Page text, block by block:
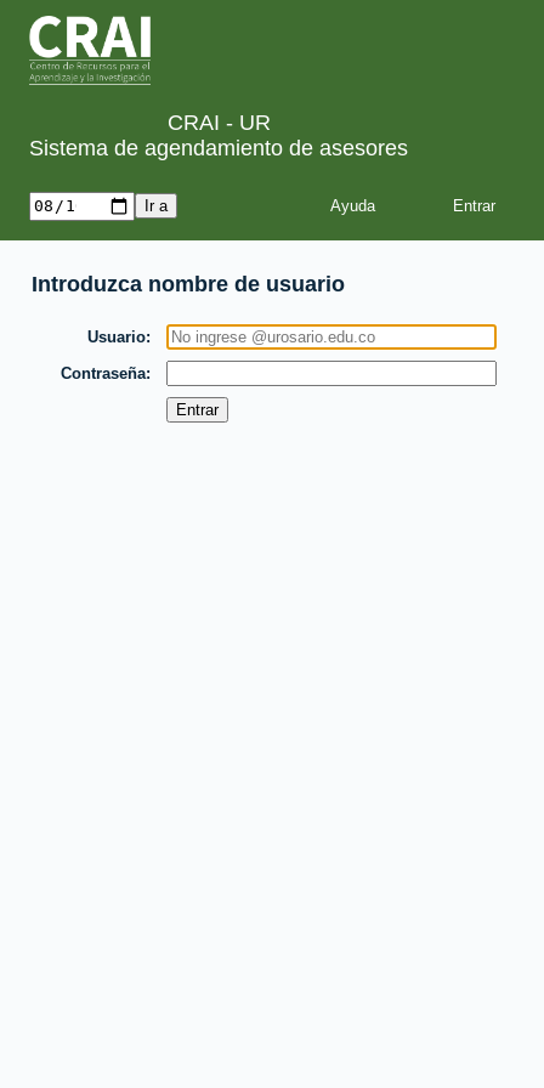
CRAI - UR
Sistema de agendamiento de asesores
Ayuda
Introduzca nombre de usuario
Usuario
Contraseña